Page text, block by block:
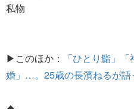
私物
▶このほか：
「ひとり鮨」
婚」…。25歳の長濱ねるが語